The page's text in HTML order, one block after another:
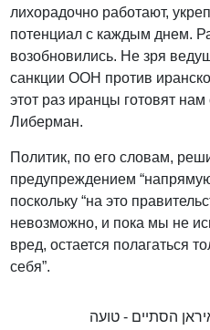
лихорадочно работают,
потенциал с каждым днем.
возобновились. Не зря
санкции ООН против
этот раз иранцы готовят
Либерман.
Политик, по его словам,
предупреждением
поскольку “на это
невозможно, и пока мы не
вред, остается полагаться
себя”.
הסתיים - טועה